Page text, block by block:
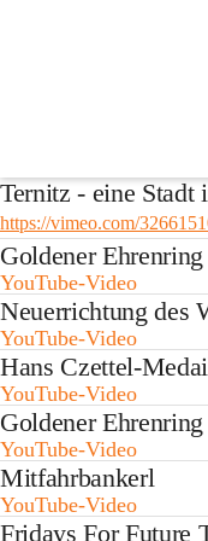
Ternitz - eine Stadt
https://vimeo.com/
Goldener
YouTube-Video
Neuerrichtung des
YouTube-Video
Hans Czettel-
YouTube-Video
Goldener
YouTube-Video
Mitfahrbankerl
YouTube-Video
Fridays For Future